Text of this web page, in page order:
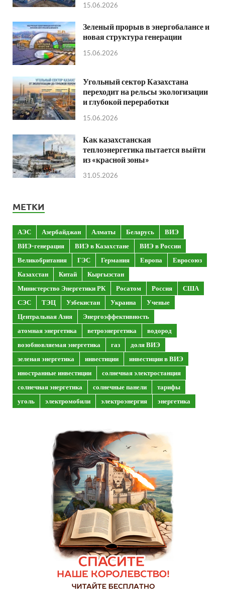
15.06.2026
Зеленый прорыв в энергобалансе и
новая структура генерации
15.06.2026
Угольный сектор Казахстана
переходит на рельсы экологизации
и глубокой переработки
15.06.2026
Как казахстанская
теплоэнергетика пытается выйти
из «красной зоны»
31.05.2026
МЕТКИ
АЭС Азербайджан Алматы Беларусь
ВИЭ
ВИЭ-генерация
ВИЭ в Казахстане
ВИЭ в России
Великобритания
ГЭС Германия Европа
Евросоюз
Казахстан
Китай
Кыргызстан
Министерство Энергетики РК
Росатом Россия
США
СЭС
ТЭЦ Узбекистан Украина
Ученые
Центральная Азия
Энергоэффективность
атомная энергетика
ветроэнергетика
водород
возобновляемая энергетика
газ
доля ВИЭ
зеленая энергетика
инвестиции
инвестиции в ВИЭ
иностранные инвестиции
солнечная электростанция
солнечная энергетика
солнечные панели
тарифы
уголь
электромобили электроэнергия энергетика